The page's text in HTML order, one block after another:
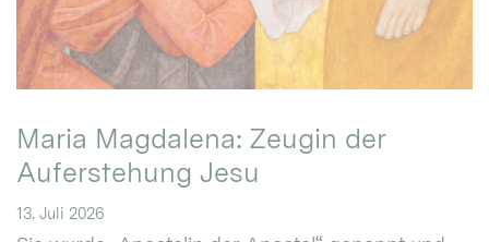
Maria Magdalena: Zeugin der
Auferstehung Jesu
13. Juli 2026